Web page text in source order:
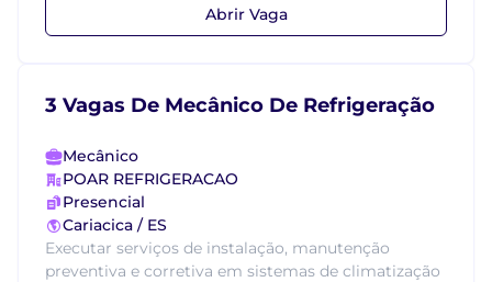
Abrir Vaga
3 Vagas De Mecânico De Refrigeração
Mecânico
POAR REFRIGERACAO
Presencial
Cariacica / ES
Executar serviços de instalação, manutenção
preventiva e corretiva em sistemas de climatização